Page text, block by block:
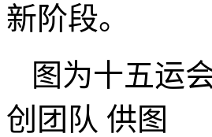
新阶段。
图为十五运
创团队 供图